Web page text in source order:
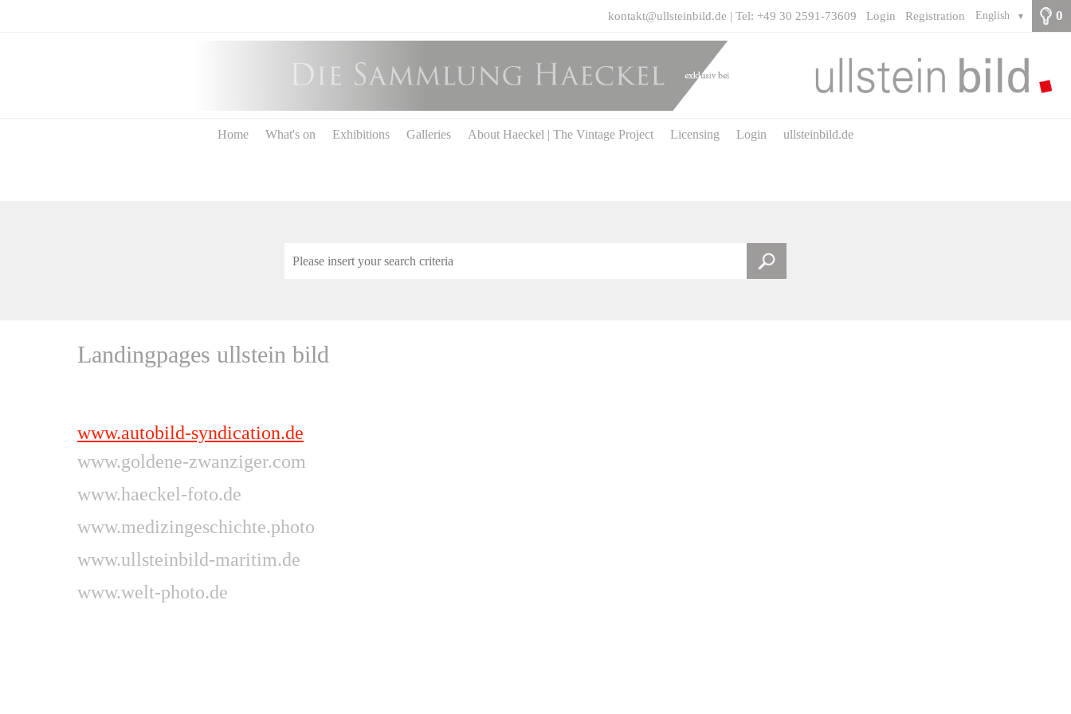
0
English ▼
kontakt@ullsteinbild.de | Tel: +49 30 2591-73609 Login Registration
Home What's on Exhibitions Galleries About Haeckel | The Vintage Project Licensing Login ullsteinbild.de
Landingpages ullstein bild
www.autobild-syndication.de
www.goldene-zwanziger.com
www.haeckel-foto.de
www.medizingeschichte.photo
www.ullsteinbild-maritim.de
www.welt-photo.de